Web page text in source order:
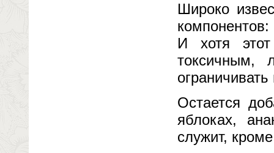
Широко
И хотя
токсичным,
Остается
яблоках,
служит,